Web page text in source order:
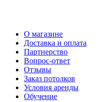
О магазине
Доставка и оплата
Партнерство
Вопрос-ответ
Отзывы
Заказ потолков
Условия аренды
Обучение